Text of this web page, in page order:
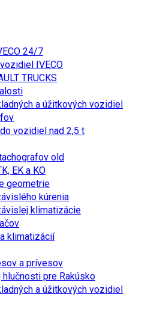
24/7
IVECO
TRUCKS
a úžitkových vozidiel
vozidiel nad 2,5 t
old
EK a KO
geometrie
kúrenia
klimatizácie
klimatizácií
a prívesov
hlučnosti pre Rakúsko
a úžitkových vozidiel